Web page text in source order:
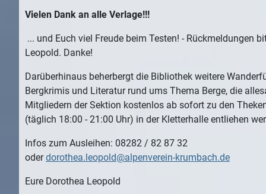
Vielen Dank an alle Verlage!!!
... und Euch viel Freude beim Testen! - Rückmeldungen
Leopold. Danke!
Darüberhinaus beherbergt die Bibliothek weitere
Bergkrimis und Literatur rund ums Thema Berge, die
Mitgliedern der Sektion kostenlos ab sofort zu den
(täglich 18:00 - 21:00 Uhr) in der Kletterhalle entliehen
Infos zum Ausleihen: 08282 / 82 87 32
oderdorothea.leopold@alpenverein-krumbach.de
Eure Dorothea Leopold